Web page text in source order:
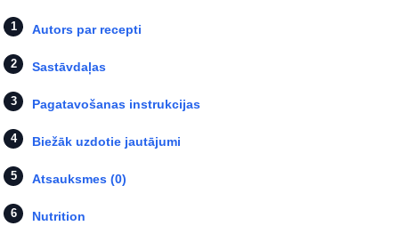
Autors par recepti
Sastāvdaļas
Pagatavošanas instrukcijas
Biežāk uzdotie jautājumi
Atsauksmes (0)
Nutrition